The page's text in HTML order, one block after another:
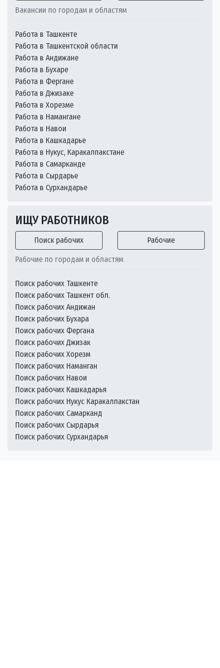
Вакансии по городам и областям
Работа в Ташкенте
Работа в Ташкентской области
Работа в Андижане
Работа в Бухаре
Работа в Фергане
Работа в Джизаке
Работа в Хорезме
Работа в Намангане
Работа в Навои
Работа в Кашкадарье
Работа в Нукус, Каракалпакстане
Работа в Самарканде
Работа в Сырдарье
Работа в Сурхандарье
ИЩУ РАБОТНИКОВ
Поиск рабочих Рабочие
Рабочие по городам и областям
Поиск рабочих Ташкенте
Поиск рабочих Ташкент обл.
Поиск рабочих Андижан
Поиск рабочих Бухара
Поиск рабочих Фергана
Поиск рабочих Джизак
Поиск рабочих Хорезм
Поиск рабочих Наманган
Поиск рабочих Навои
Поиск рабочих Кашкадарья
Поиск рабочих Нукус Каракалпакстан
Поиск рабочих Самарканд
Поиск рабочих Сырдарья
Поиск рабочих Сурхандарья